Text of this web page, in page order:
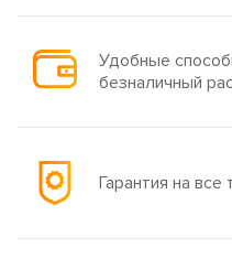
Удобные
безналичный
Гарантия на все